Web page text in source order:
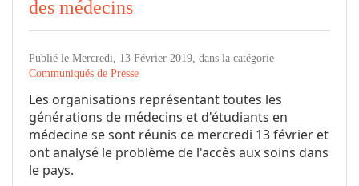
des médecins
Publié le Mercredi, 13 Février 2019, dans la catégorie
Communiqués de Presse
Les organisations représentant toutes les
générations de médecins et d'étudiants en
médecine se sont réunis ce mercredi 13 février et
ont analysé le problème de l'accès aux soins dans
le pays.